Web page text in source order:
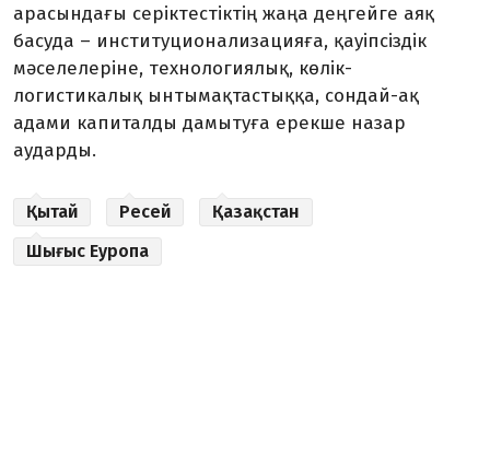
арасындағы серіктестіктің жаңа дең­гейге аяқ
басуда – институционализацияға, қауіпсіздік
мәселелеріне, технологиялық, көлік-
логистикалық ынтымақ­тастыққа, сондай-ақ
адами капиталды дамытуға ерекше назар
аударды.
Қытай Ресей
Қазақстан
Шығыс Еуропа